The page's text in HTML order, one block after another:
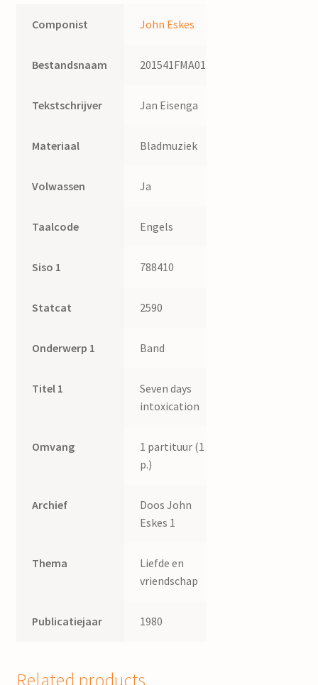
Componist John Eskes
Bestandsnaam 201541FMA014
Tekstschrijver Jan Eisenga
Materiaal Bladmuziek
Volwassen Ja
Taalcode Engels
Siso 1 788410
Statcat 2590
Onderwerp 1 Band
Titel 1
Seven days
intoxication
Omvang
1 partituur (1
p.)
Archief
Doos John
Eskes 1
Thema
Liefde en
vriendschap
Publicatiejaar 1980
Related products